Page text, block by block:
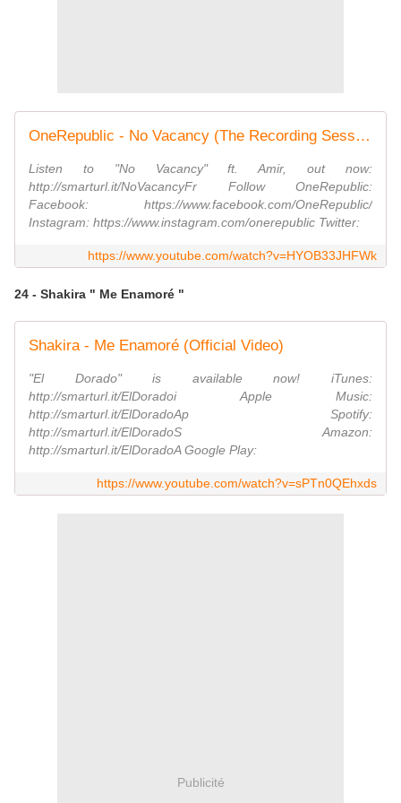
OneRepublic - No Vacancy (The Recording Session) ft. Amir
Listen to "No Vacancy" ft. Amir, out now:
http://smarturl.it/NoVacancyFr Follow OneRepublic:
Facebook: https://www.facebook.com/OneRepublic/
Instagram: https://www.instagram.com/onerepublic Twitter:
https://www.youtube.com/watch?v=HYOB33JHFWk
24 - Shakira " Me Enamoré "
Shakira - Me Enamoré (Official Video)
"El Dorado" is available now! iTunes:
http://smarturl.it/ElDoradoi Apple Music:
http://smarturl.it/ElDoradoAp Spotify:
http://smarturl.it/ElDoradoS Amazon:
http://smarturl.it/ElDoradoA Google Play:
https://www.youtube.com/watch?v=sPTn0QEhxds
Publicité